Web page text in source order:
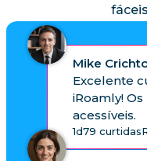
Mike
Excelente
iRoamly!
acessíveis.
1d79 curtidas